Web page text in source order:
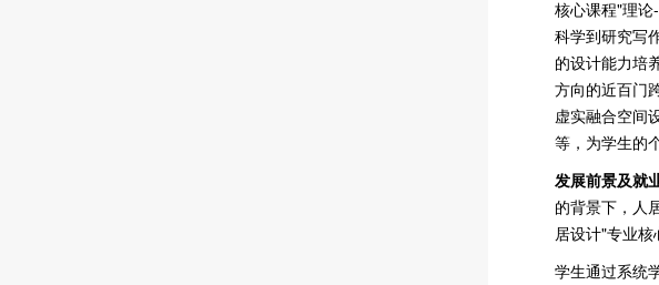
核心课程"理论-
科学到研究写
的设计能力培
方向的近百门
虚实融合空间
等，为学生的
发展前景及就
的背景下，人
居设计"专业核
学生通过系统